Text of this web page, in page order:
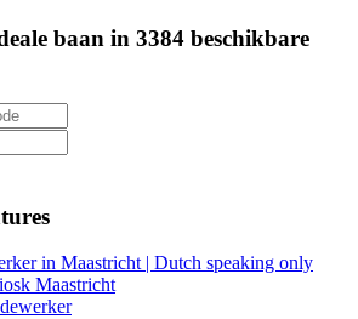
baan in 3384 beschikbare
in Maastricht | Dutch speaking only
Maastricht